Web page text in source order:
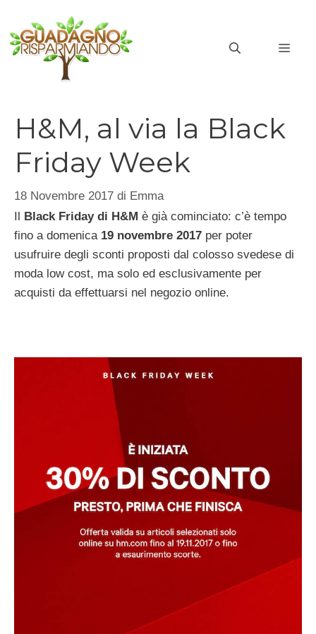
contenuto
H&M, al via la Black
Friday Week
18 Novembre 2017 di Emma
Il Black Friday di H&M è già cominciato: c’è tempo
fino a domenica 19 novembre 2017 per poter
usufruire degli sconti proposti dal colosso svedese di
moda low cost, ma solo ed esclusivamente per
acquisti da effettuarsi nel negozio online.